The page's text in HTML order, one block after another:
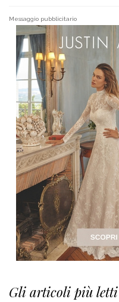
Messaggio pubblicitario
Gli articoli più letti